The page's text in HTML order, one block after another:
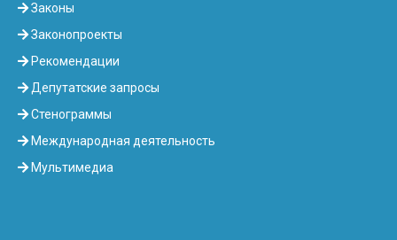
Законы
Законопроекты
Рекомендации
Депутатские запросы
Стенограммы
Международная деятельность
Мультимедиа